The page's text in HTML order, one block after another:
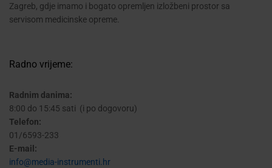
Zagreb, gdje imamo i bogato opremljen izložbeni prostor sa
servisom medicinske opreme.
Radno vrijeme:
Radnim danima:
8:00 do 15:45 sati (i po dogovoru)
Telefon:
01/6593-233
E-mail:
info@media-instrumenti.hr